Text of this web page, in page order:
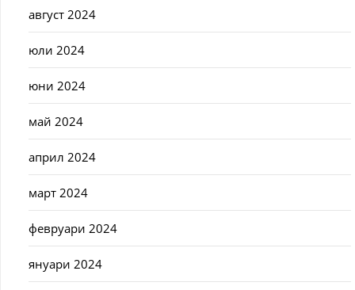
август 2024
юли 2024
юни 2024
май 2024
април 2024
март 2024
февруари 2024
януари 2024